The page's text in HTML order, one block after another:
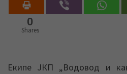
0
Shares
Екипе ЈКП „Водовод и